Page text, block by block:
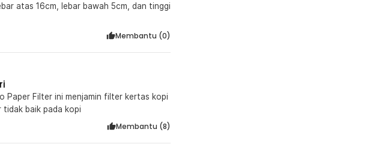
V60 2-4 Cups - U02
atas 16cm, lebar bawah 5cm, dan tinggi
Membantu (0)
Paper Filter ini menjamin filter kertas kopi
tidak baik pada kopi
Membantu (8)